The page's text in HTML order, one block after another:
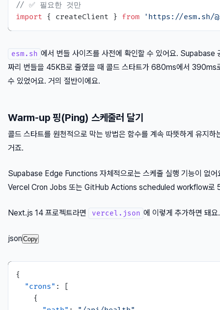
// ✅ 필요한 것만
import { createClient } from 'https://esm.sh/
esm.sh 에서 번들 사이즈를 사전에 확인할 수 있어요. Supabase
짜리 번들을 45KB로 줄였을 때 콜드 스타트가 680ms에서
수 있었어요. 거의 절반이에요.
Warm-up 핑(Ping) 스케줄러 달기
콜드 스타트를 원천적으로 막는 방법은 함수를 계속 따뜻하게 유지
거죠.
Supabase Edge Functions 자체적으로는 스케줄 실행 기능이 없
Vercel Cron Jobs 또는 GitHub Actions scheduled workflow로 5
Next.js 14 프로젝트라면 vercel.json 에 이렇게 추가하면 돼요.
json Copy
{
"crons" :
{